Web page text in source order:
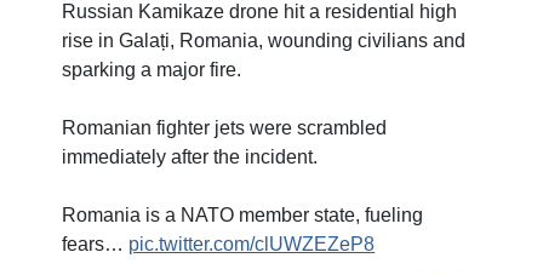
Russian Kamikaze drone hit a residential high
rise in Galați, Romania, wounding civilians and
sparking a major fire.
Romanian fighter jets were scrambled
immediately after the incident.
Romania is a NATO member state, fueling
fears… pic.twitter.com/clUWZEZeP8